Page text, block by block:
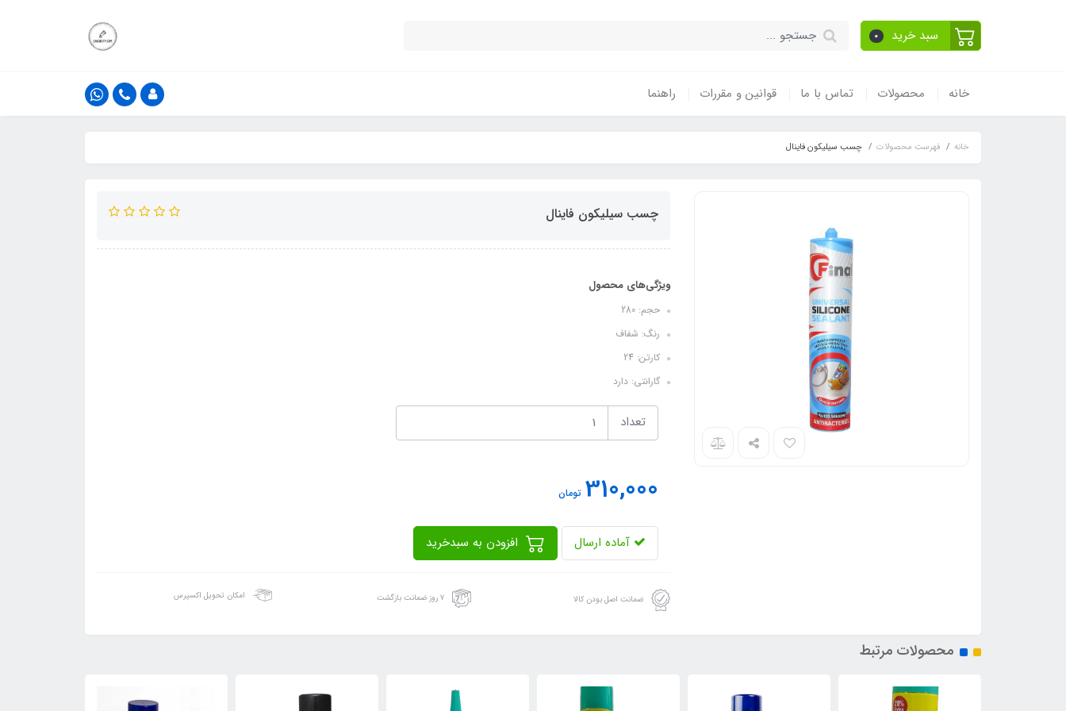
سبد خرید 0
خانه محصولات تماس با ما قوانین و مقررات راهنما
خانه فهرست محصولات چسب سیلیکون فاینال
چسب سیلیکون فاینال
ویژگی‌های محصول
حجم: 280
رنگ: شفاف
کارتن: 24
گارانتی: دارد
تعداد
310,000 تومان
آماده ارسال
ضمانت اصل بودن کالا ۷ روز ضمانت بازگشت امکان تحویل اکسپرس
محصولات مرتبط